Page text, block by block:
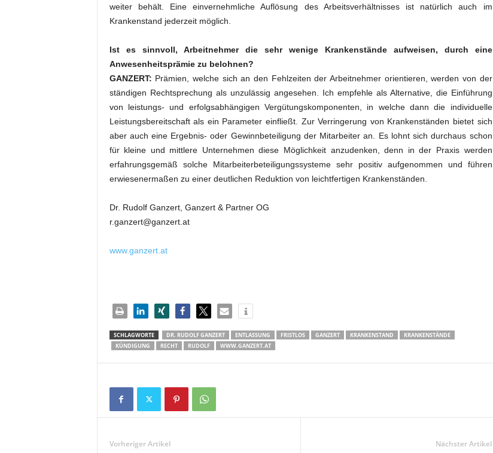
weiter behält. Eine einvernehmliche Auflösung des Arbeitsverhältnisses ist natürlich auch im
Krankenstand jederzeit möglich.
Ist es sinnvoll, Arbeitnehmer die sehr wenige Krankenstände aufweisen, durch eine
Anwesenheitsprämie zu belohnen?
GANZERT: Prämien, welche sich an den Fehlzeiten der Arbeitnehmer orientieren, werden von der
ständigen Rechtsprechung als unzulässig angesehen. Ich empfehle als Alternative, die Einführung
von leistungs- und erfolgsabhängigen Vergütungskomponenten, in welche dann die individuelle
Leistungsbereitschaft als ein Parameter einfließt. Zur Verringerung von Krankenständen bietet sich
aber auch eine Ergebnis- oder Gewinnbeteiligung der Mitarbeiter an. Es lohnt sich durchaus schon
für kleine und mittlere Unternehmen diese Möglichkeit anzudenken, denn in der Praxis werden
erfahrungsgemäß solche Mitarbeiterbeteiligungssysteme sehr positiv aufgenommen und führen
erwiesenermaßen zu einer deutlichen Reduktion von leichtfertigen Krankenständen.
Dr. Rudolf Ganzert, Ganzert & Partner OG
r.ganzert@ganzert.at
www.ganzert.at
SCHLAGWORTE DR. RUDOLF GANZERT ENTLASSUNG FRISTLOS GANZERT KRANKENSTAND
KRANKENSTÄNDE
KÜNDIGUNG
RECHT RUDOLF WWW.GANZERT.AT
Vorheriger Artikel Nächster Artikel